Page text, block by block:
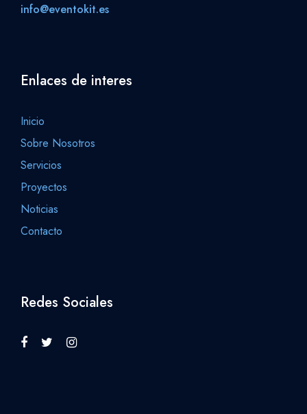
info@eventokit.es
Enlaces de interes
Inicio
Sobre Nosotros
Servicios
Proyectos
Noticias
Contacto
Redes Sociales